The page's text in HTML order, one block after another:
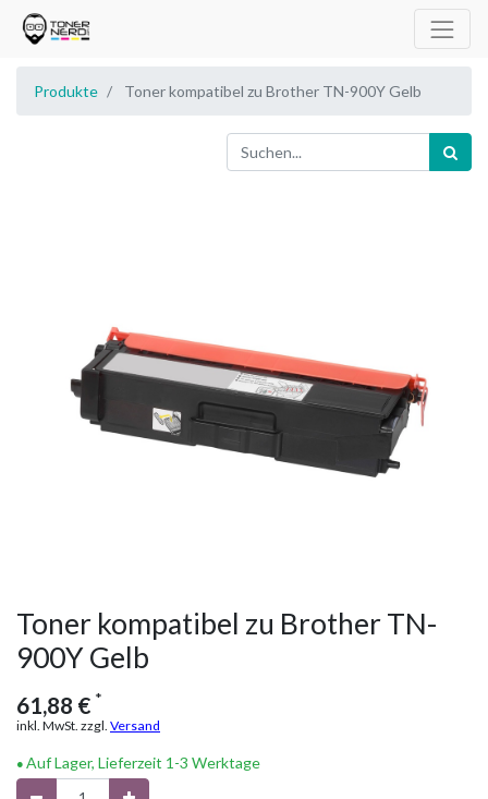
Produkte Toner kompatibel zu Brother TN-900Y Gelb
Toner kompatibel zu Brother TN-
900Y Gelb
61,88 € *
inkl. MwSt. zzgl. Versand
Auf Lager, Lieferzeit 1-3 Werktage